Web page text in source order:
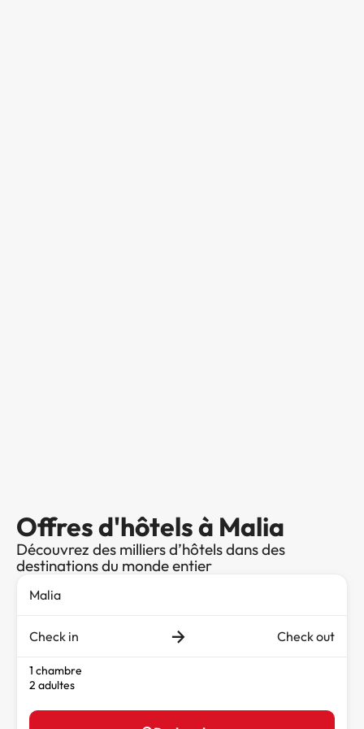
Offres d'hôtels à Malia
Découvrez des milliers d’hôtels dans des
destinations du monde entier
Check in Check out
1 chambre
2 adultes